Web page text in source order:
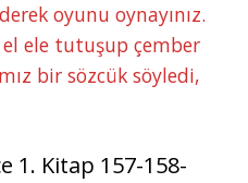
oyunu oynayınız.
el ele tutuşup çember
bir sözcük söyledi,
1. Kitap 157-158-